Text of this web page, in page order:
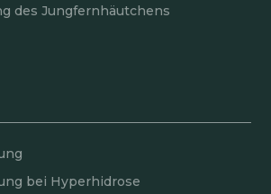
des Jungfernhäutchens
bei Hyperhidrose